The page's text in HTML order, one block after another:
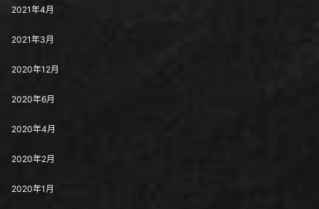
2021年4月
2021年3月
2020年12月
2020年6月
2020年4月
2020年2月
2020年1月